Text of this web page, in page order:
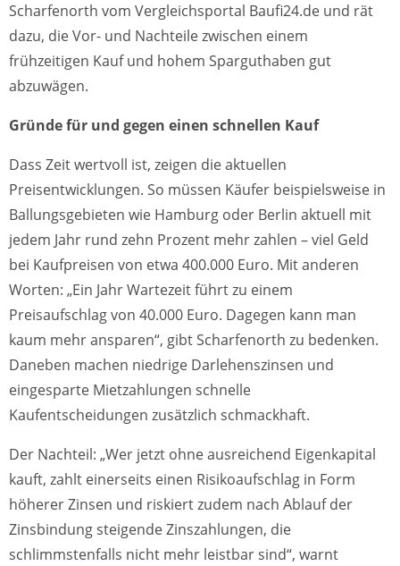
Scharfenorth vom Vergleichsportal Baufi24.de und rät
dazu, die Vor- und Nachteile zwischen einem
frühzeitigen Kauf und hohem Sparguthaben gut
abzuwägen.
Gründe für und gegen einen schnellen Kauf
Dass Zeit wertvoll ist, zeigen die aktuellen
Preisentwicklungen. So müssen Käufer beispielsweise in
Ballungsgebieten wie Hamburg oder Berlin aktuell mit
jedem Jahr rund zehn Prozent mehr zahlen – viel Geld
bei Kaufpreisen von etwa 400.000 Euro. Mit anderen
Worten: „Ein Jahr Wartezeit führt zu einem
Preisaufschlag von 40.000 Euro. Dagegen kann man
kaum mehr ansparen“, gibt Scharfenorth zu bedenken.
Daneben machen niedrige Darlehenszinsen und
eingesparte Mietzahlungen schnelle
Kaufentscheidungen zusätzlich schmackhaft.
Der Nachteil: „Wer jetzt ohne ausreichend Eigenkapital
kauft, zahlt einerseits einen Risikoaufschlag in Form
höherer Zinsen und riskiert zudem nach Ablauf der
Zinsbindung steigende Zinszahlungen, die
schlimmstenfalls nicht mehr leistbar sind“, warnt